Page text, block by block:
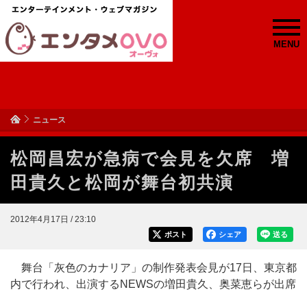
MENU
ニュース
松岡昌宏が急病で会見を欠席 増
田貴久と松岡が舞台初共演
2012年4月17日 / 23:10
送る
シェア
ポスト
舞台「灰色のカナリア」の制作発表会見が17日、東京都
内で行われ、出演するNEWSの増田貴久、奥菜恵らが出席